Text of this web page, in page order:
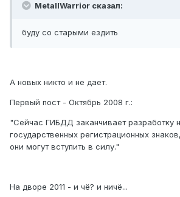
MetallWarrior сказал:
буду со старыми ездить
А новых никто и не дает.
Первый пост - Октябрь 2008 г.:
"Сейчас ГИБДД заканчивает разработку
государственных регистрационных
они могут вступить в силу."
На дворе 2011 - и чё? и ничё...